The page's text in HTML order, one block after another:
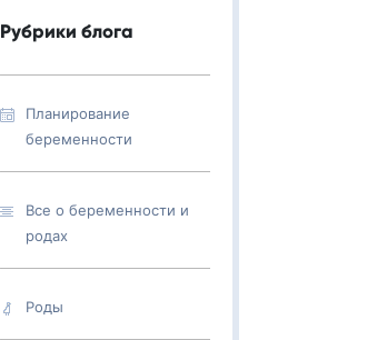
Рубрики блога
Планирование
беременности
Все о беременности и
родах
Роды